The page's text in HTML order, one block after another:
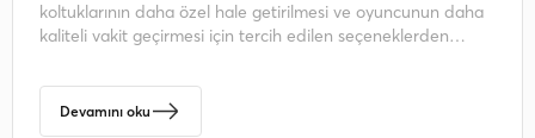
koltuklarının daha özel hale getirilmesi ve oyuncunun daha
kaliteli vakit geçirmesi için tercih edilen seçeneklerden
Devamını oku